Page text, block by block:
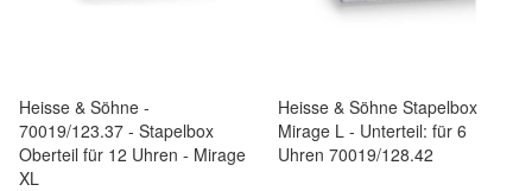
Heisse & Söhne -
70019/123.37 - Stapelbox
Oberteil für 12 Uhren - Mirage
XL
Heisse & Söhne Stapelbox
Mirage L - Unterteil: für 6
Uhren 70019/128.42